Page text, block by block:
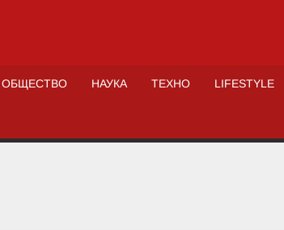
ОБЩЕСТВО НАУКА ТЕХНО LIFESTYLE